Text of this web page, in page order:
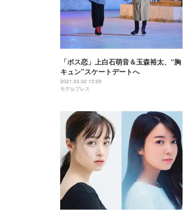
「ボス恋」上白石萌音＆玉森裕太、“胸
キュン”スケートデートへ
2021.03.02 13:00
モデルプレス